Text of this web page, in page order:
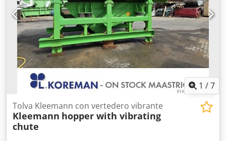
1 /7
Tolva Kleemann con vertedero vibrante
Kleemann hopper with vibrating
chute